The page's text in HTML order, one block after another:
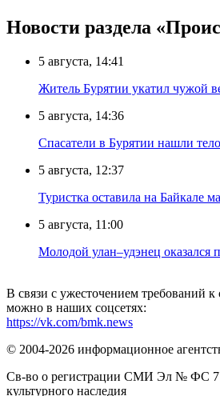
Новости раздела
5 августа, 14:41
Житель Бурятии укатил чужой
5 августа, 14:36
Спасатели в Бурятии нашли
5 августа, 12:37
Туристка оставила на Байкале
5 августа, 11:00
Молодой улан–удэнец
В связи с ужесточением требований
можно в наших соцсетях:
https://vk.com/bmk.news
© 2004-2026 информационное
Св-во о регистрации СМИ Эл № ФС 77-
культурного наследия